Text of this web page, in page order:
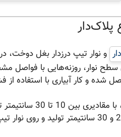
پلاک‌دار
و نوار تیپ درزدار بغل دوخت،
نوار، روزنه‌هایی با فواصل
شده و کار آبیاری با استفاده از
، با